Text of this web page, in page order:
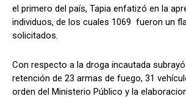
el primero del país, Tapia enfatizó en la
individuos, de los cuales 1069 fueron un
solicitados.
Con respecto a la droga incautada
retención de 23 armas de fuego, 31
orden del Ministerio Público y la